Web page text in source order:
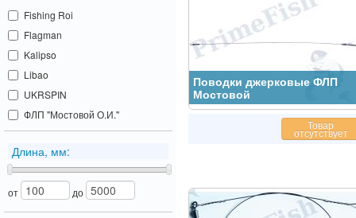
Fishing Roi
Flagman
Kalipso
Libao
UKRSPIN
ФЛП "Мостовой О.И."
Длина, мм:
от до
Поводки джерковые ФЛП
Мостовой
Товар
отсутствует